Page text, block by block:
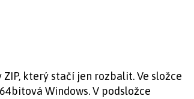
který stačí jen rozbalit. Ve složce
Windows. V podsložce